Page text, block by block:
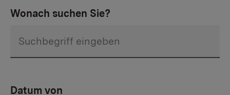
Wonach suchen Sie?
Datum von